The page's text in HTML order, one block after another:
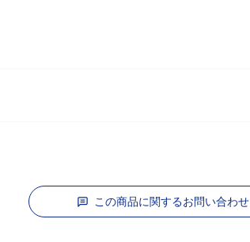
この商品に関するお問い合わせ